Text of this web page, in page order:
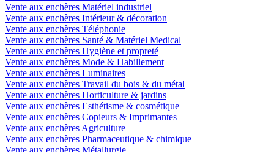
Vente aux enchères Matériel industriel
Vente aux enchères Intérieur & décoration
Vente aux enchères Téléphonie
Vente aux enchères Santé & Matériel Medical
Vente aux enchères Hygiène et propreté
Vente aux enchères Mode & Habillement
Vente aux enchères Luminaires
Vente aux enchères Travail du bois & du métal
Vente aux enchères Horticulture & jardins
Vente aux enchères Esthétisme & cosmétique
Vente aux enchères Copieurs & Imprimantes
Vente aux enchères Agriculture
Vente aux enchères Pharmaceutique & chimique